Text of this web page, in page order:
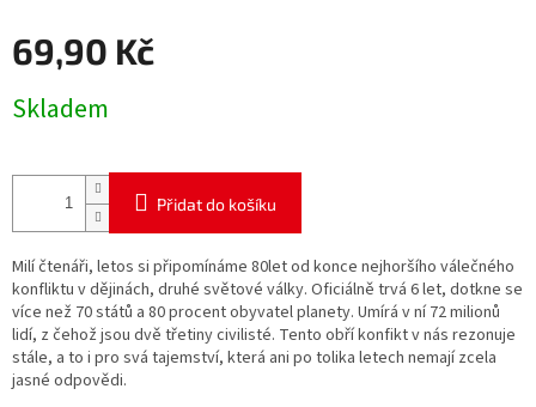
69,90 Kč
cena:
Skladem
Přidat do košíku
Milí čtenáři, letos si připomínáme 80let od konce nejhoršího válečného
konfliktu v dějinách, druhé světové války. Oficiálně trvá 6 let, dotkne se
více než 70 států a 80 procent obyvatel planety. Umírá v ní 72 milionů
lidí, z čehož jsou dvě třetiny civilisté. Tento obří konfikt v nás rezonuje
stále, a to i pro svá tajemství, která ani po tolika letech nemají zcela
jasné odpovědi.